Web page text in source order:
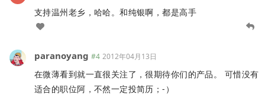
支持温州老乡，哈哈。和纯银啊，都是高手
paranoyang #4 2012年04月13日
在微薄看到就一直很关注了，很期待你们的产品。 可惜没有
适合的职位阿，不然一定投简历；-）